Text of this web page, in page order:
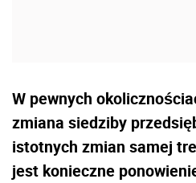
W pewnych
zmiana siedziby
istotnych zmian samej
jest konieczne